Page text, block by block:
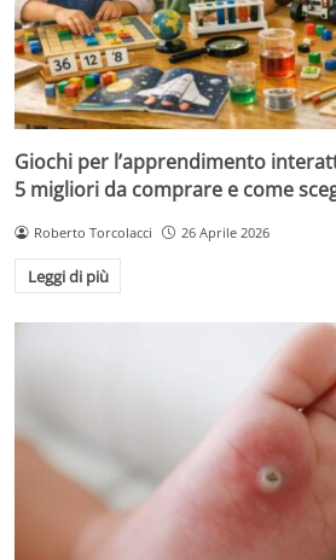
Giochi per l’apprendimento
5 migliori da comprare e come
Roberto Torcolacci 26 Aprile 2026
Leggi di più